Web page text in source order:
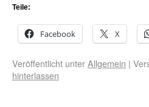
Teile:
Facebook X
Veröffentlicht unterAllgemein |
hinterlassen